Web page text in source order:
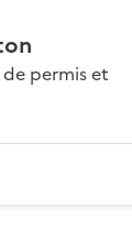
permis et